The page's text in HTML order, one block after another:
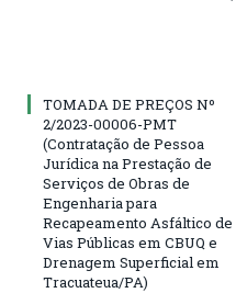
TOMADA DE PREÇOS Nº
2/2023-00006-PMT
(Contratação de Pessoa
Jurídica na Prestação de
Serviços de Obras de
Engenharia para
Recapeamento Asfáltico de
Vias Públicas em CBUQ e
Drenagem Superficial em
Tracuateua/PA)